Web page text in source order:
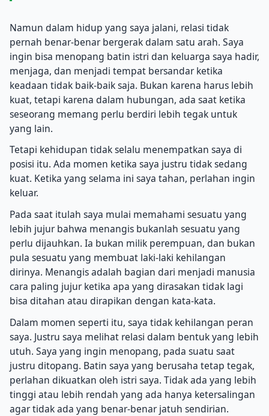
Namun dalam hidup yang saya jalani, relasi tidak
pernah benar-benar bergerak dalam satu arah. Saya
ingin bisa menopang batin istri dan keluarga saya hadir,
menjaga, dan menjadi tempat bersandar ketika
keadaan tidak baik-baik saja. Bukan karena harus lebih
kuat, tetapi karena dalam hubungan, ada saat ketika
seseorang memang perlu berdiri lebih tegak untuk
yang lain.
Tetapi kehidupan tidak selalu menempatkan saya di
posisi itu. Ada momen ketika saya justru tidak sedang
kuat. Ketika yang selama ini saya tahan, perlahan ingin
keluar.
Pada saat itulah saya mulai memahami sesuatu yang
lebih jujur bahwa menangis bukanlah sesuatu yang
perlu dijauhkan. Ia bukan milik perempuan, dan bukan
pula sesuatu yang membuat laki-laki kehilangan
dirinya. Menangis adalah bagian dari menjadi manusia
cara paling jujur ketika apa yang dirasakan tidak lagi
bisa ditahan atau dirapikan dengan kata-kata.
Dalam momen seperti itu, saya tidak kehilangan peran
saya. Justru saya melihat relasi dalam bentuk yang lebih
utuh. Saya yang ingin menopang, pada suatu saat
justru ditopang. Batin saya yang berusaha tetap tegak,
perlahan dikuatkan oleh istri saya. Tidak ada yang lebih
tinggi atau lebih rendah yang ada hanya ketersalingan
agar tidak ada yang benar-benar jatuh sendirian.